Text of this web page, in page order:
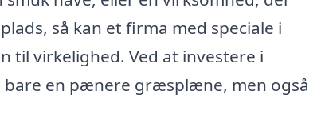
så kan et firma med speciale i
til virkelighed. Ved at investere i
en pænere græsplæne, men også